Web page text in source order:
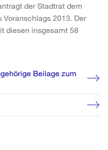
der Stadtrat dem
2013. Der
diesen insgesamt 58
Beilage zum